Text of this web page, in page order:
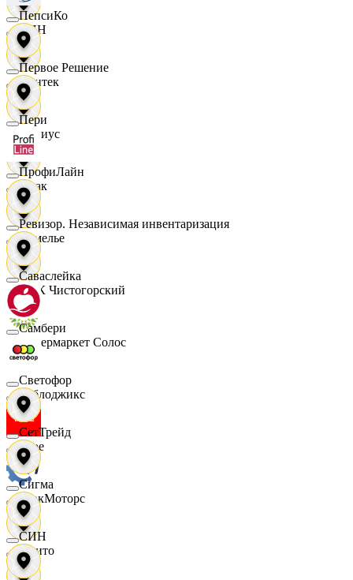
СИН
Синтек
Сириус
Смак
Сомелье
СПК Чистогорский
Супермаркет Солос
Таблоджикс
Твое
ТракМоторс
Фрито
ПепсиКо
Первое Решение
Пери
ПрофиЛайн
Ревизор. Независимая инвентаризация
Саваслейка
Самбери
Светофор
СетТрейд
Сигма
СИН